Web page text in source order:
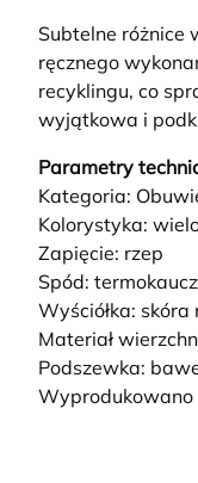
Subtelne różnice
ręcznego
recyklingu, co
wyjątkowa i
Parametry
Kategoria:
Kolorystyka:
Zapięcie: rzep
Spód:
Wyściółka:
Materiał
Podszewka:
Wyprodukowano